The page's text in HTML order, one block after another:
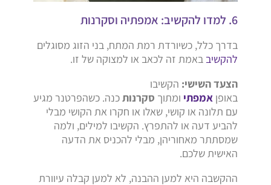
6. למדו להקשיב: אמפתיה וסקרנות
בדרך כלל, כשיורדת רמת המתח, בני הזוג מסוגלים
להקשיב באמת זה לכאב או למצוקה של זו.
הצעד השישי: הקשיבו
באופן אמפתי ומתוך סקרנותכנה. כשהפרטנר מגיע
עם תלונה או קושי, שאלו או חקרו את הקושי מבלי
להביע דעה או להתפרץ. הקשיבו למילים, ולמה
שמסתתר מאחוריהן, מבלי להכניס את הדעה
האישית שלכם.
ההקשבה היא למען ההבנה, לא למען קבלה עיוורת